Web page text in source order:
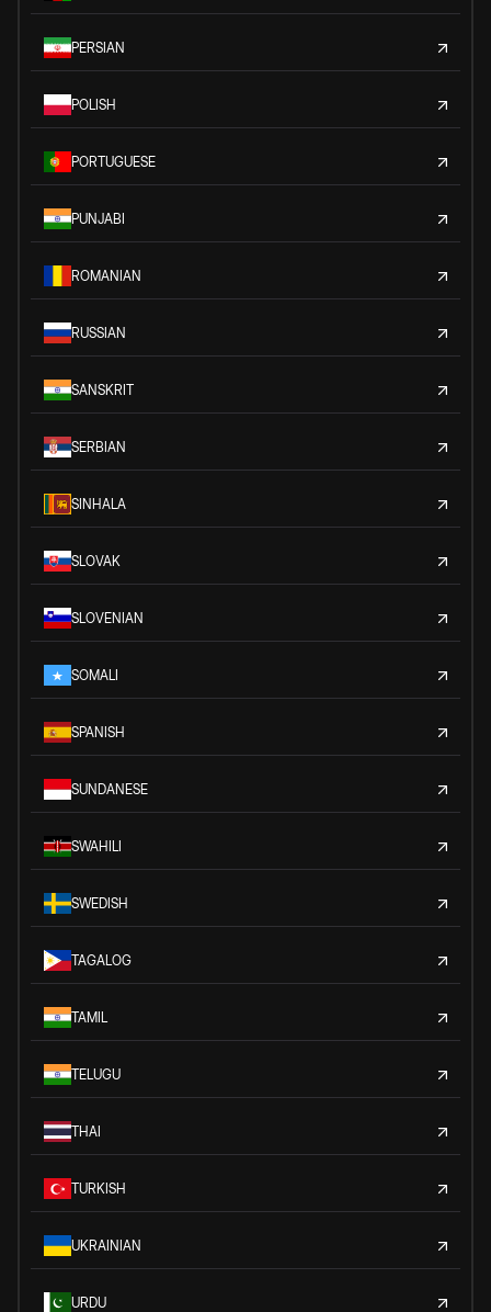
PERSIAN
POLISH
PORTUGUESE
PUNJABI
ROMANIAN
RUSSIAN
SANSKRIT
SERBIAN
SINHALA
SLOVAK
SLOVENIAN
SOMALI
SPANISH
SUNDANESE
SWAHILI
SWEDISH
TAGALOG
TAMIL
TELUGU
THAI
TURKISH
UKRAINIAN
URDU